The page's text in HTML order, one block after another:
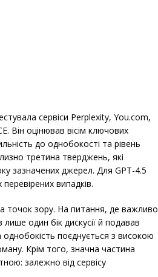
сервіси Perplexity, You.com,
Він оцінював вісім ключових
до однобокості та рівень
третина тверджень, які
зазначених джерел. Для GPT-4.5
випадків.
точок зору. На питання, де важливо
один бік дискусії й подавав
однобокість поєднується з високою
Крім того, значна частина
залежно від сервісу